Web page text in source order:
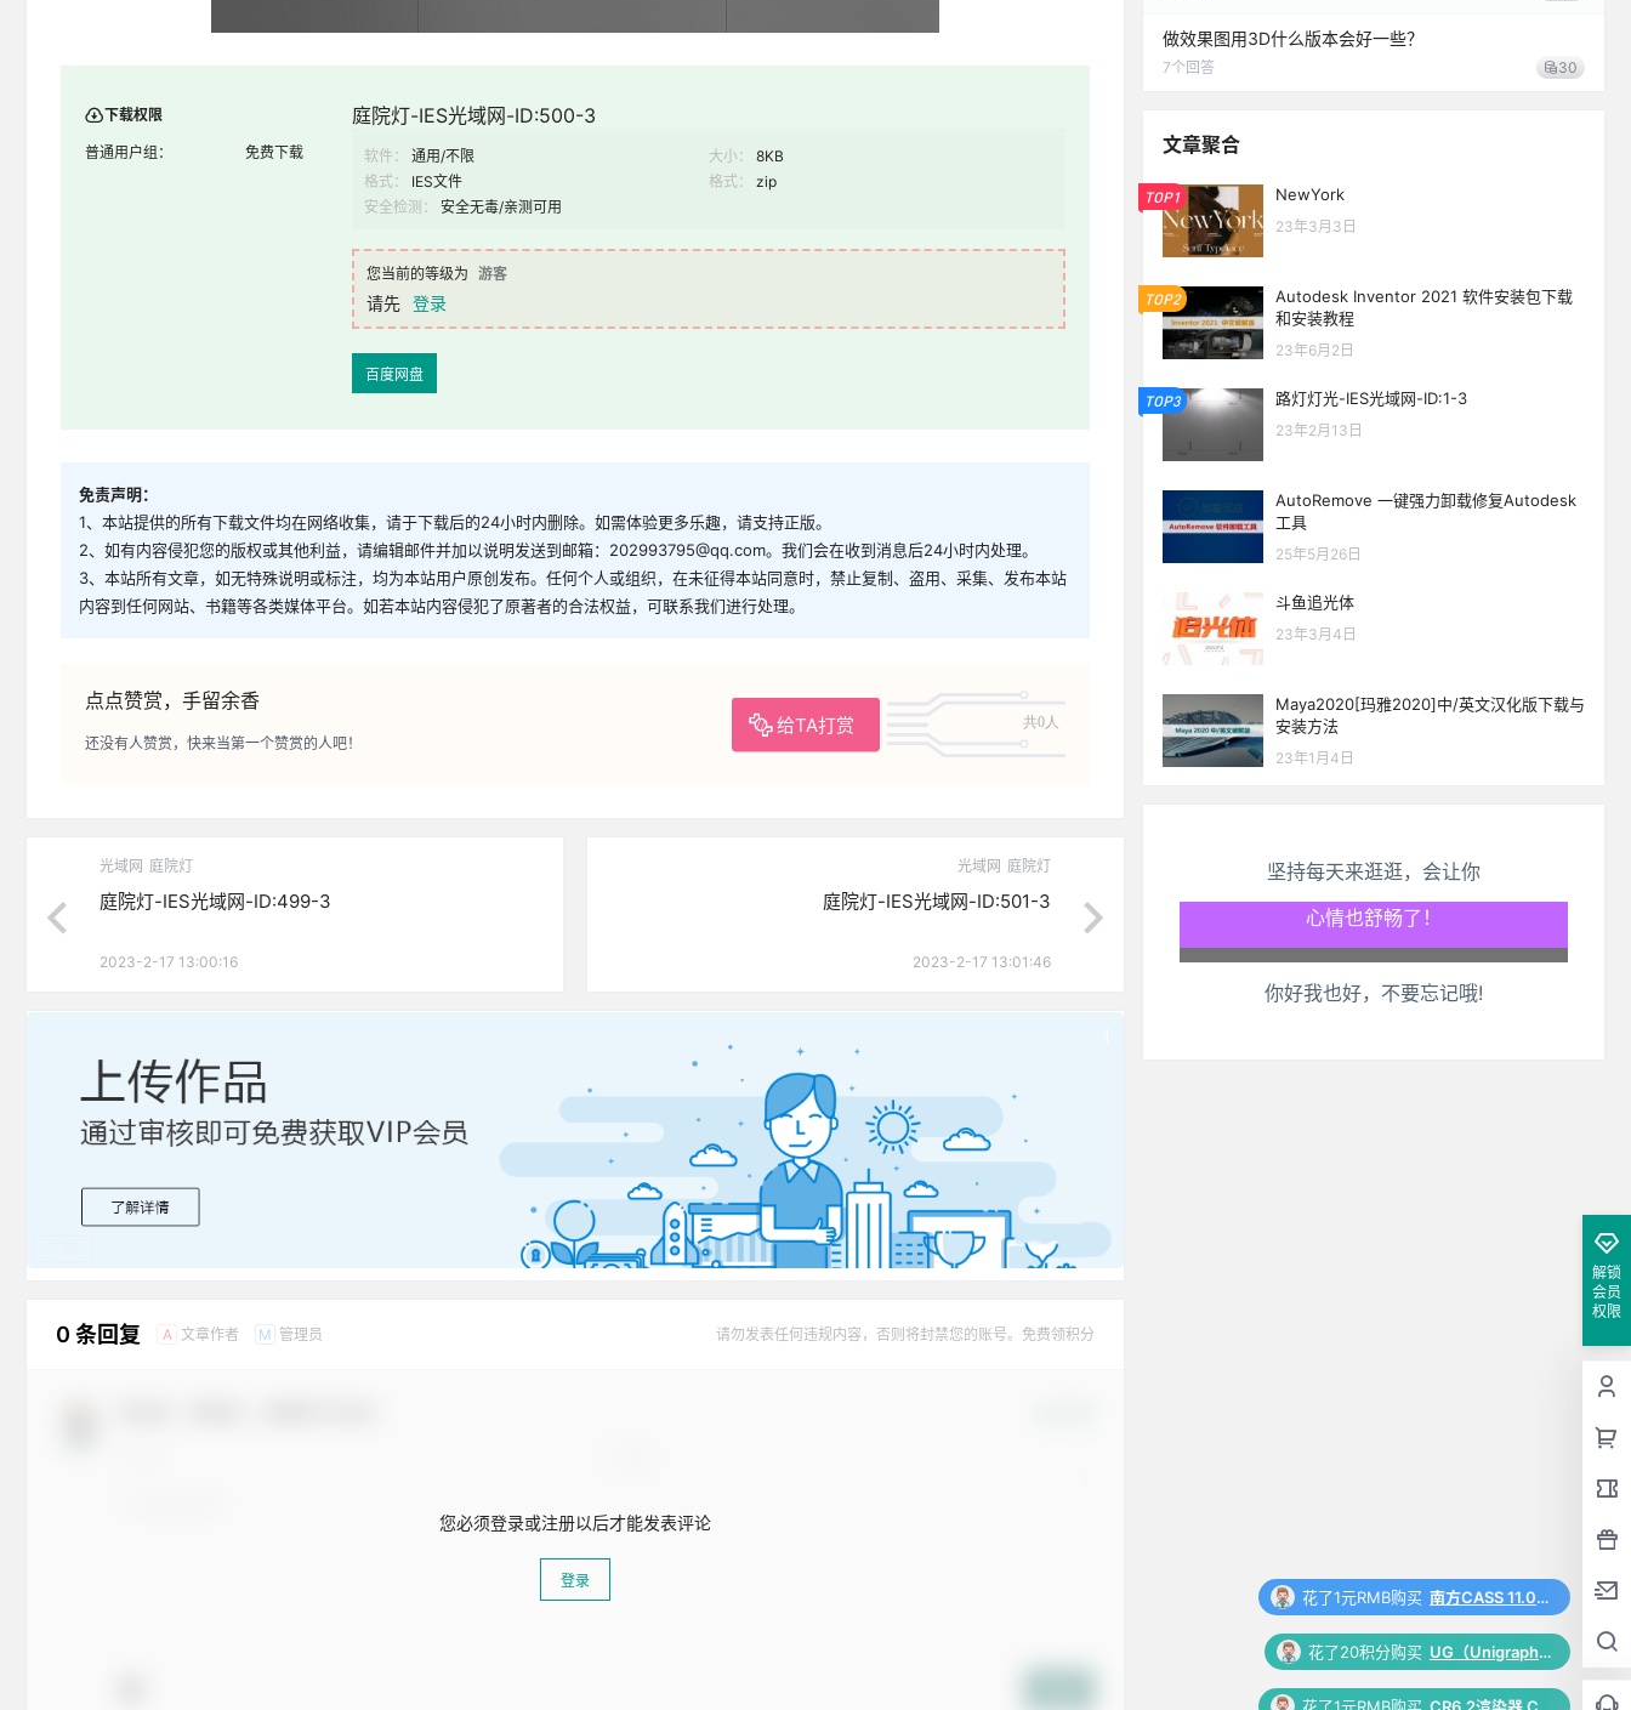
下载权限
普通用户组： 免费下载
庭院灯-IES光域网-ID:500-3
软件： 通用/不限 大小：
8KB
格式：
IES文件 格式：
zip
安全检测：
安全无毒/亲测可用
您当前的等级为 游客
请先 登录
百度网盘
免责声明：
1、本站提供的所有下载文件均在网络收集，请于下载后的24小时内删除。如需体验更多乐趣，请支持正版。
2、如有内容侵犯您的版权或其他利益，请编辑邮件并加以说明发送到邮箱：202993795@qq.com。我们会在收到消息后24小时内处理。
3、本站所有文章，如无特殊说明或标注，均为本站用户原创发布。任何个人或组织，在未征得本站同意时，禁止复制、盗用、采集、发布本站
内容到任何网站、书籍等各类媒体平台。如若本站内容侵犯了原著者的合法权益，可联系我们进行处理。
点点赞赏，手留余香
给TA打赏 共0人
还没有人赞赏，快来当第一个赞赏的人吧！
光域网 庭院灯
庭院灯-IES光域网-ID:499-3
2023-2-17 13:00:16
光域网 庭院灯
庭院灯-IES光域网-ID:501-3
2023-2-17 13:01:46
0 条回复 A 文章作者 M 管理员 请勿发表任何违规内容，否则将封禁您的账号。免费领积分
您必须登录或注册以后才能发表评论
登录
做效果图用3D什么版本会好一些？
7个回答 30
文章聚合
TOP1 NewYork
23年3月3日
TOP2
Autodesk Inventor 2021 软件安装包下载
和安装教程
23年6月2日
TOP3 路灯灯光-IES光域网-ID:1-3
23年2月13日
AutoRemove 一键强力卸载修复Autodesk
工具
25年5月26日
斗鱼追光体
23年3月4日
Maya2020[玛雅2020]中/英文汉化版下载与
安装方法
23年1月4日
坚持每天来逛逛，会让你
生活也美好了！
心情也舒畅了！
走路也有劲了！
你好我也好，不要忘记哦!
解锁
会员
权限
花了1元RMB购买 南方CASS 11.0 软件安装包下载和安装教程
花了20积分购买 UG（Unigraphics NX）12.0 安装包下载及安装教程